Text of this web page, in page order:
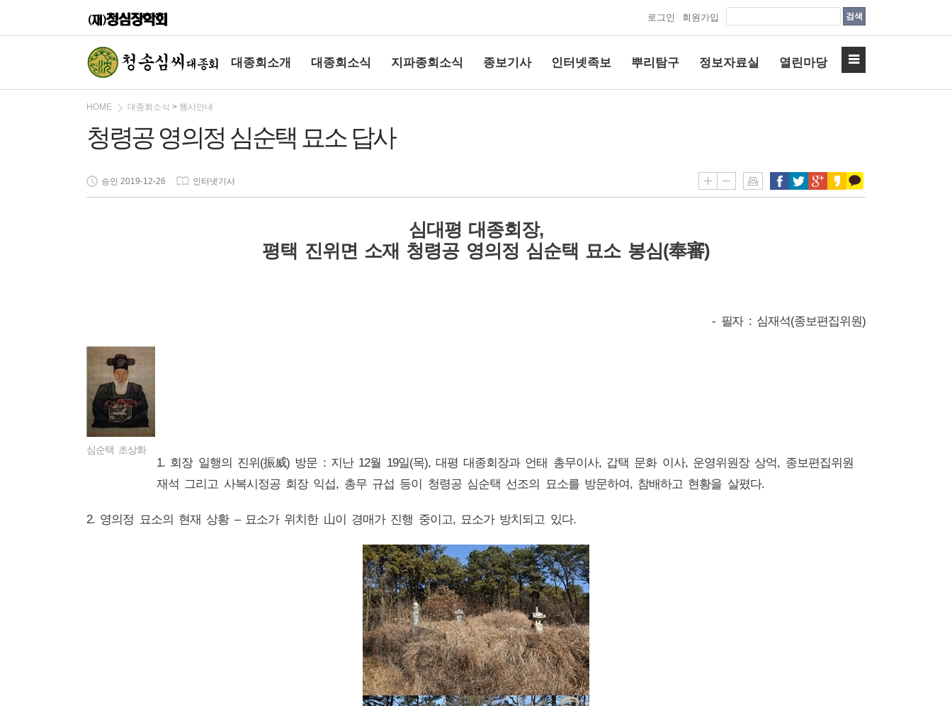
로그인 회원가입 검색
대종회소개 대종회소식 지파종회소식 종보기사 인터넷족보 뿌리탐구 정보자료실 열린마당
상단여백
HOME 대종회소식 > 행사안내
청령공 영의정 심순택 묘소 답사
승인 2019-12-26 인터넷기사
심대평 대종회장,
평택 진위면 소재 청령공 영의정 심순택 묘소 봉심(奉審)
- 필자 : 심재석(종보편집위원)
심순택 초상화
1. 회장 일행의 진위(振威) 방문 : 지난 12월 19일(목), 대평 대종회장과 언태 총무이사, 갑택 문화 이사, 운영위원장 상억, 종보편집위원
재석 그리고 사복시정공 회장 익섭, 총무 규섭 등이 청령공 심순택 선조의 묘소를 방문하여, 참배하고 현황을 살폈다.
2. 영의정 묘소의 현재 상황 – 묘소가 위치한 山이 경매가 진행 중이고, 묘소가 방치되고 있다.